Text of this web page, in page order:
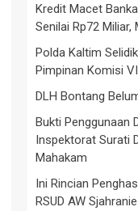
Kredit Macet
Senilai Rp72 Miliar,
Polda Kaltim
Pimpinan Komisi
DLH Bontang
Bukti Penggunaan
Inspektorat Surati
Mahakam
Ini Rincian
RSUD AW Sjahranie